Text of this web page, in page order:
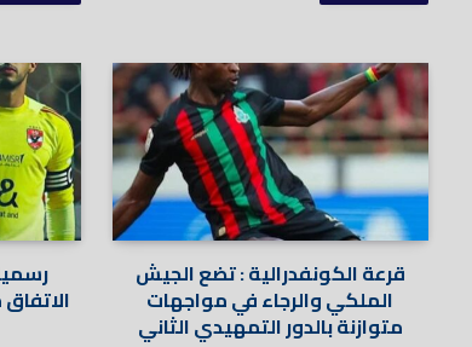
قرعة الكونفدرالية : تضع الجيش
الملكي والرجاء في مواجهات
متوازنة بالدور التمهيدي الثاني